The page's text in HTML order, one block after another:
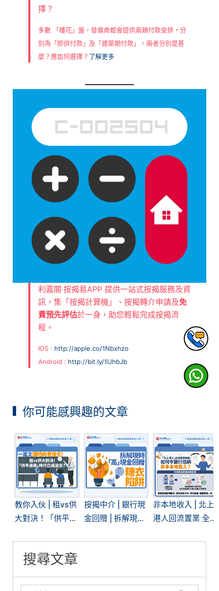
擇？
多數 「樓花」盤，發展商都會提供兩類付款安排，分
別為「即供付款」及「建築期付款」。兩者分別是甚
麼？應如何選擇？ 了解更多
利嘉閣‧按揭易APP 提供一站式按揭服務及資
訊，集「按揭計算機」、按揭轉介申請及免
費預先評估於一身，助您輕鬆完成按揭流
程。
IOS : http://apple.co/1Nbxhzo
Android : http://bit.ly/1IJhbJb
你可能感興趣的文章
教你入伙 | 租vs供
大對決！「供平過
按揭中介 | 銀行現
金回贈 | 拆解現時
非本地收入 | 北上
港人回流置業 全
搜尋文章